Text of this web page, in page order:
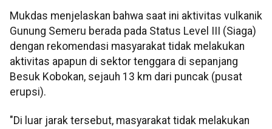
Mukdas menjelaskan bahwa saat ini aktivitas vulkanik
Gunung Semeru berada pada Status Level III (Siaga)
dengan rekomendasi masyarakat tidak melakukan
aktivitas apapun di sektor tenggara di sepanjang
Besuk Kobokan, sejauh 13 km dari puncak (pusat
erupsi).
"Di luar jarak tersebut, masyarakat tidak melakukan